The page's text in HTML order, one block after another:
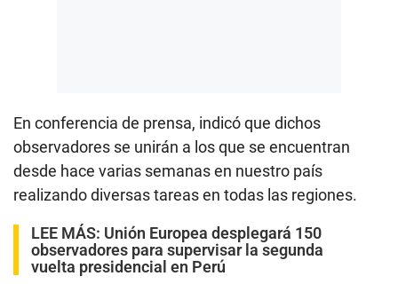
En conferencia de prensa, indicó que dichos
observadores se unirán a los que se encuentran
desde hace varias semanas en nuestro país
realizando diversas tareas en todas las regiones.
LEE MÁS: Unión Europea desplegará 150
observadores para supervisar la segunda
vuelta presidencial en Perú